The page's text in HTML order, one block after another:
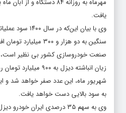
یافت.
وی با بیان
سنگین به دو هزار و
صنعت خودروسازی کشور بی نظیر است،
زیان انباشته دیزل به
شهریور ماه، این عدد صفر خواهد شد و
به سود بالایی دست خواهد یافت.
وی به سهم ۳۵ درصدی ایران